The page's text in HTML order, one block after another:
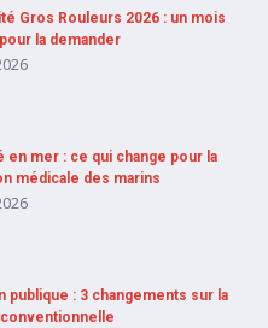
Gros Rouleurs 2026 : un mois
la demander
en mer : ce qui change pour la
médicale des marins
publique : 3 changements sur la